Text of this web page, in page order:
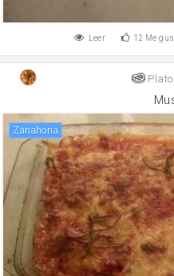
Leer 12 Me
zanahoria